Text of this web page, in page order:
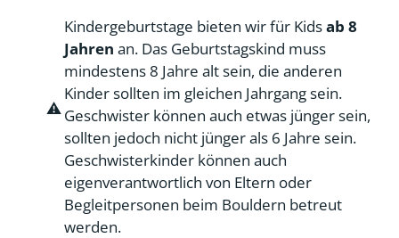
⚠️
Kindergeburtstage bieten wir für Kidsab 8
Jahren an. Das Geburtstagskind muss
mindestens 8 Jahre alt sein, die anderen
Kinder sollten im gleichen Jahrgang sein.
Geschwister können auch etwas jünger sein,
sollten jedoch nicht jünger als 6 Jahre sein.
Geschwisterkinder können auch
eigenverantwortlich von Eltern oder
Begleitpersonen beim Bouldern betreut
werden.